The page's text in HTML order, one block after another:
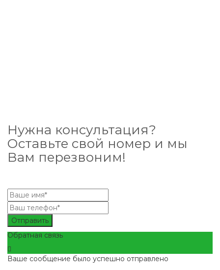
Нужна консультация?
Оставьте свой номер и мы
Вам перезвоним!
Отправить
Обратная связь
Ваше сообщение было успешно отправлено